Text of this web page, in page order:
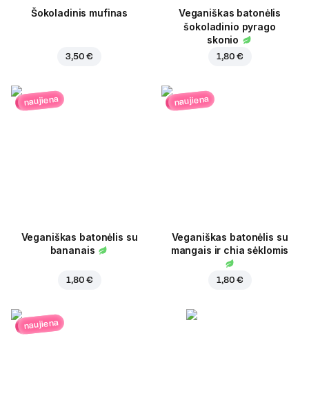
Šokoladinis mufinas
3,50 €
Veganiškas batonėlis
šokoladinio pyrago
skonio
1,80 €
naujiena
Veganiškas batonėlis su
bananais
1,80 €
naujiena
Veganiškas batonėlis su
mangais ir chia sėklomis
1,80 €
naujiena